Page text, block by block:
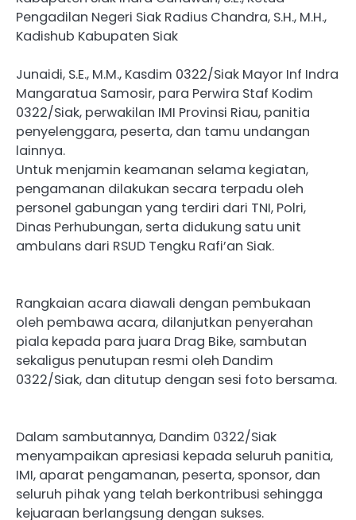
Pengadilan Negeri Siak Radius Chandra, S.H., M.H.,
Kadishub Kabupaten Siak
Junaidi, S.E., M.M., Kasdim 0322/Siak Mayor Inf Indra
Mangaratua Samosir, para Perwira Staf Kodim
0322/Siak, perwakilan IMI Provinsi Riau, panitia
penyelenggara, peserta, dan tamu undangan
lainnya.
Untuk menjamin keamanan selama kegiatan,
pengamanan dilakukan secara terpadu oleh
personel gabungan yang terdiri dari TNI, Polri,
Dinas Perhubungan, serta didukung satu unit
ambulans dari RSUD Tengku Rafi’an Siak.
Rangkaian acara diawali dengan pembukaan
oleh pembawa acara, dilanjutkan penyerahan
piala kepada para juara Drag Bike, sambutan
sekaligus penutupan resmi oleh Dandim
0322/Siak, dan ditutup dengan sesi foto bersama.
Dalam sambutannya, Dandim 0322/Siak
menyampaikan apresiasi kepada seluruh panitia,
IMI, aparat pengamanan, peserta, sponsor, dan
seluruh pihak yang telah berkontribusi sehingga
kejuaraan berlangsung dengan sukses.